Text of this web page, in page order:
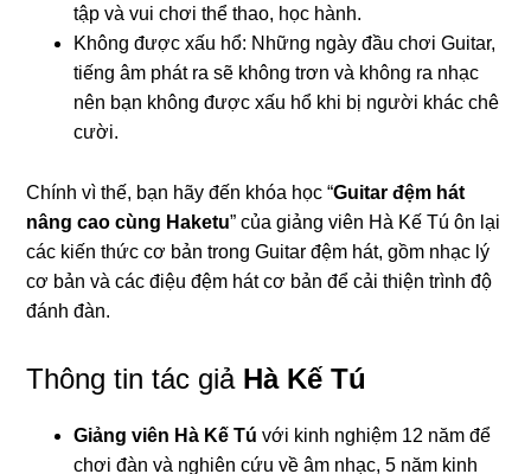
tập và vui chơi thể thao, học hành.
Không được xấu hổ: Những ngày đầu chơi Guitar,
tiếng âm phát ra sẽ không trơn và không ra nhạc
nên bạn không được xấu hổ khi bị người khác chê
cười.
Chính vì thế, bạn hãy đến khóa học “Guitar đệm hát
nâng cao cùng Haketu” của giảng viên Hà Kế Tú ôn lại
các kiến thức cơ bản trong Guitar đệm hát, gồm nhạc lý
cơ bản và các điệu đệm hát cơ bản để cải thiện trình độ
đánh đàn.
Thông tin tác giả Hà Kế Tú
Giảng viên Hà Kế Tú với kinh nghiệm 12 năm để
chơi đàn và nghiên cứu về âm nhạc, 5 năm kinh